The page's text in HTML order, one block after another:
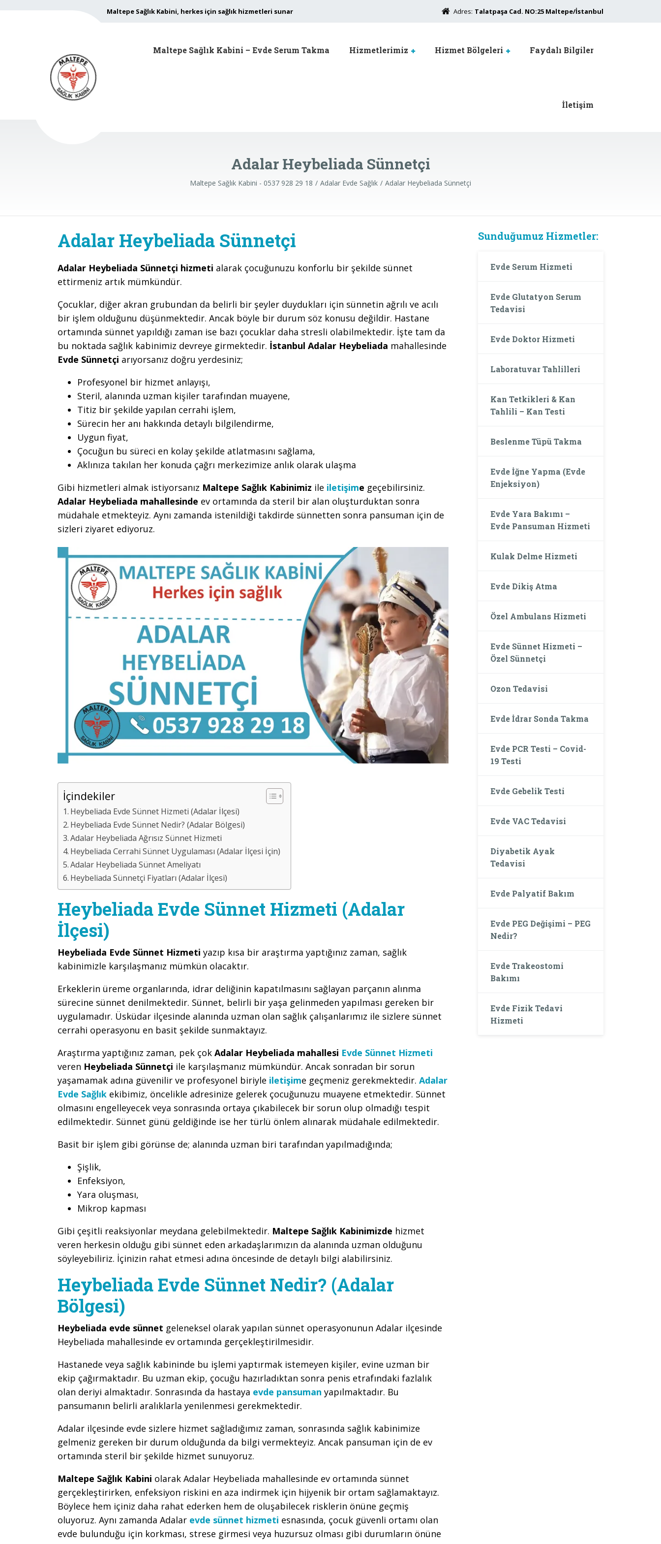
Maltepe Sağlık Kabini, herkes için sağlık hizmetleri sunar Adres: Talatpaşa Cad. NO:25 Maltepe/İstanbul
Maltepe Sağlık Kabini – Evde Serum Takma Hizmetlerimiz Hizmet Bölgeleri Faydalı Bilgiler
İletişim
Adalar Heybeliada Sünnetçi
Maltepe Sağlık Kabini - 0537 928 29 18 Adalar Evde Sağlık Adalar Heybeliada Sünnetçi
Adalar Heybeliada Sünnetçi
Adalar Heybeliada Sünnetçi hizmeti alarak çocuğunuzu konforlu bir şekilde sünnet
ettirmeniz artık mümkündür.
Çocuklar, diğer akran grubundan da belirli bir şeyler duydukları için sünnetin ağrılı ve acılı
bir işlem olduğunu düşünmektedir. Ancak böyle bir durum söz konusu değildir. Hastane
ortamında sünnet yapıldığı zaman ise bazı çocuklar daha stresli olabilmektedir. İşte tam da
bu noktada sağlık kabinimiz devreye girmektedir. İstanbul Adalar Heybeliada mahallesinde
Evde Sünnetçi arıyorsanız doğru yerdesiniz;
Profesyonel bir hizmet anlayışı,
Steril, alanında uzman kişiler tarafından muayene,
Titiz bir şekilde yapılan cerrahi işlem,
Sürecin her anı hakkında detaylı bilgilendirme,
Uygun fiyat,
Çocuğun bu süreci en kolay şekilde atlatmasını sağlama,
Aklınıza takılan her konuda çağrı merkezimize anlık olarak ulaşma
Gibi hizmetleri almak istiyorsanız Maltepe Sağlık Kabinimiz ile iletişime geçebilirsiniz.
Adalar Heybeliada mahallesinde ev ortamında da steril bir alan oluşturduktan sonra
müdahale etmekteyiz. Aynı zamanda istenildiği takdirde sünnetten sonra pansuman için de
sizleri ziyaret ediyoruz.
İçindekiler
Heybeliada Evde Sünnet Hizmeti (Adalar İlçesi)
Heybeliada Evde Sünnet Nedir? (Adalar Bölgesi)
Adalar Heybeliada Ağrısız Sünnet Hizmeti
Heybeliada Cerrahi Sünnet Uygulaması (Adalar İlçesi İçin)
Adalar Heybeliada Sünnet Ameliyatı
Heybeliada Sünnetçi Fiyatları (Adalar İlçesi)
Heybeliada Evde Sünnet Hizmeti (Adalar
İlçesi)
Heybeliada Evde Sünnet Hizmeti yazıp kısa bir araştırma yaptığınız zaman, sağlık
kabinimizle karşılaşmanız mümkün olacaktır.
Erkeklerin üreme organlarında, idrar deliğinin kapatılmasını sağlayan parçanın alınma
sürecine sünnet denilmektedir. Sünnet, belirli bir yaşa gelinmeden yapılması gereken bir
uygulamadır. Üsküdar ilçesinde alanında uzman olan sağlık çalışanlarımız ile sizlere sünnet
cerrahi operasyonu en basit şekilde sunmaktayız.
Araştırma yaptığınız zaman, pek çok Adalar Heybeliada mahallesi Evde Sünnet Hizmeti
veren Heybeliada Sünnetçi ile karşılaşmanız mümkündür. Ancak sonradan bir sorun
yaşamamak adına güvenilir ve profesyonel biriyle iletişime geçmeniz gerekmektedir. Adalar
Evde Sağlık ekibimiz, öncelikle adresinize gelerek çocuğunuzu muayene etmektedir. Sünnet
olmasını engelleyecek veya sonrasında ortaya çıkabilecek bir sorun olup olmadığı tespit
edilmektedir. Sünnet günü geldiğinde ise her türlü önlem alınarak müdahale edilmektedir.
Basit bir işlem gibi görünse de; alanında uzman biri tarafından yapılmadığında;
Şişlik,
Enfeksiyon,
Yara oluşması,
Mikrop kapması
Gibi çeşitli reaksiyonlar meydana gelebilmektedir. Maltepe Sağlık Kabinimizde hizmet
veren herkesin olduğu gibi sünnet eden arkadaşlarımızın da alanında uzman olduğunu
söyleyebiliriz. İçinizin rahat etmesi adına öncesinde de detaylı bilgi alabilirsiniz.
Heybeliada Evde Sünnet Nedir? (Adalar
Bölgesi)
Heybeliada evde sünnet geleneksel olarak yapılan sünnet operasyonunun Adalar ilçesinde
Heybeliada mahallesinde ev ortamında gerçekleştirilmesidir.
Hastanede veya sağlık kabininde bu işlemi yaptırmak istemeyen kişiler, evine uzman bir
ekip çağırmaktadır. Bu uzman ekip, çocuğu hazırladıktan sonra penis etrafındaki fazlalık
olan deriyi almaktadır. Sonrasında da hastaya evde pansuman yapılmaktadır. Bu
pansumanın belirli aralıklarla yenilenmesi gerekmektedir.
Adalar ilçesinde evde sizlere hizmet sağladığımız zaman, sonrasında sağlık kabinimize
gelmeniz gereken bir durum olduğunda da bilgi vermekteyiz. Ancak pansuman için de ev
ortamında steril bir şekilde hizmet sunuyoruz.
Maltepe Sağlık Kabini olarak Adalar Heybeliada mahallesinde ev ortamında sünnet
gerçekleştirirken, enfeksiyon riskini en aza indirmek için hijyenik bir ortam sağlamaktayız.
Böylece hem içiniz daha rahat ederken hem de oluşabilecek risklerin önüne geçmiş
oluyoruz. Aynı zamanda Adalar evde sünnet hizmeti esnasında, çocuk güvenli ortamı olan
evde bulunduğu için korkması, strese girmesi veya huzursuz olması gibi durumların önüne
Sunduğumuz Hizmetler:
Evde Serum Hizmeti
Evde Glutatyon Serum
Tedavisi
Evde Doktor Hizmeti
Laboratuvar Tahlilleri
Kan Tetkikleri & Kan
Tahlili – Kan Testi
Beslenme Tüpü Takma
Evde İğne Yapma (Evde
Enjeksiyon)
Evde Yara Bakımı –
Evde Pansuman Hizmeti
Kulak Delme Hizmeti
Evde Dikiş Atma
Özel Ambulans Hizmeti
Evde Sünnet Hizmeti –
Özel Sünnetçi
Ozon Tedavisi
Evde İdrar Sonda Takma
Evde PCR Testi – Covid-
19 Testi
Evde Gebelik Testi
Evde VAC Tedavisi
Diyabetik Ayak
Tedavisi
Evde Palyatif Bakım
Evde PEG Değişimi – PEG
Nedir?
Evde Trakeostomi
Bakımı
Evde Fizik Tedavi
Hizmeti